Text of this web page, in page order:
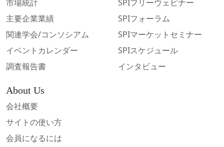
市場統計
主要企業業績
関連学会/コンソシアム
イベントカレンダー
調査報告書
SPIフリーウェビナー
SPIフォーラム
SPIマーケットセミナー
SPIスケジュール
インタビュー
About Us
会社概要
サイトの使い方
会員になるには